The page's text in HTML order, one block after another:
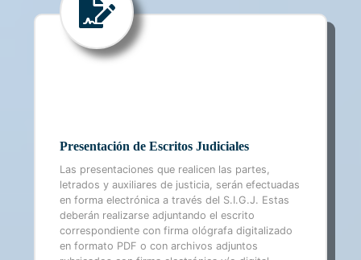
Presentación de Escritos Judiciales
Las presentaciones que realicen las partes,
letrados y auxiliares de justicia, serán efectuadas
en forma electrónica a través del S.I.G.J. Estas
deberán realizarse adjuntando el escrito
correspondiente con firma ológrafa digitalizado
en formato PDF o con archivos adjuntos